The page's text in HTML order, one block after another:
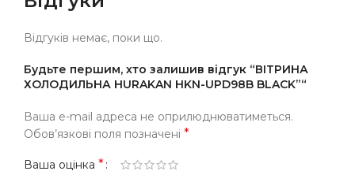
Відгуків немає, поки що.
Будьте першим, хто залишив відгук “ВІТРИНА
ХОЛОДИЛЬНА HURAKAN HKN-UPD98B BLACK”“
Ваша e-mail адреса не оприлюднюватиметься.
Обов’язкові поля позначені *
Ваша оцінка *